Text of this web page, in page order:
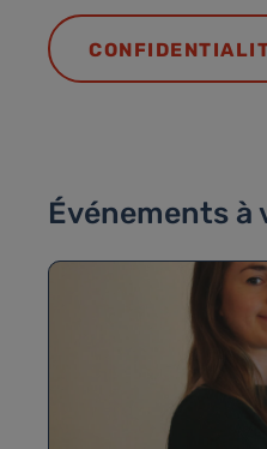
Événements à